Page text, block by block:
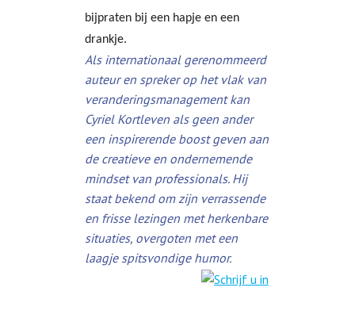
bijpraten bij een hapje en een
drankje.
Als internationaal gerenommeerd
auteur en spreker op het vlak van
veranderingsmanagement kan
Cyriel Kortleven als geen ander
een inspirerende boost geven aan
de creatieve en ondernemende
mindset van professionals. Hij
staat bekend om zijn verrassende
en frisse lezingen met herkenbare
situaties, overgoten met een
laagje spitsvondige humor.